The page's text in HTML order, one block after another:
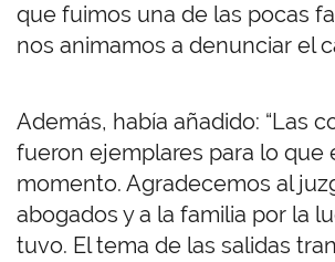
que fuimos una de las pocas
nos animamos a denunciar el
Además, había añadido: “Las
fueron ejemplares para lo que
momento. Agradecemos al
abogados y a la familia por la
tuvo. El tema de las salidas